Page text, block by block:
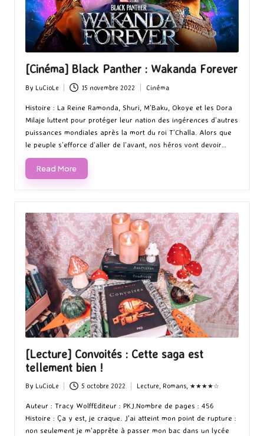
[Cinéma] Black Panther : Wakanda Forever
Posted
by
By LuCioLe 15 novembre 2022
Posted
in
Cinéma
Histoire : La Reine Ramonda, Shuri, M’Baku, Okoye et les Dora
Milaje luttent pour protéger leur nation des ingérences d’autres
puissances mondiales après la mort du roi T’Challa. Alors que
le peuple s’efforce d’aller de l’avant, nos héros vont devoir…
Read More
[Lecture] Convoités : Cette saga est
tellement bien !
Posted
by
By LuCioLe 5 octobre 2022
in
Lecture, Romans, ★★★★☆
Auteur : Tracy WolffEditeur : PKJ.Nombre de pages : 456
Histoire : Ça y est, je craque. J'ai atteint mon point de rupture :
non seulement je m'apprête à passer mon bac dans un lycée